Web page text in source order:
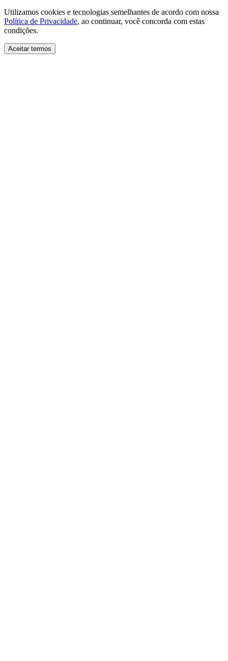
Utilizamos cookies e tecnologias semelhantes de acordo com nossa
Política de Privacidade, ao continuar, você concorda com estas
condições.
Aceitar termos